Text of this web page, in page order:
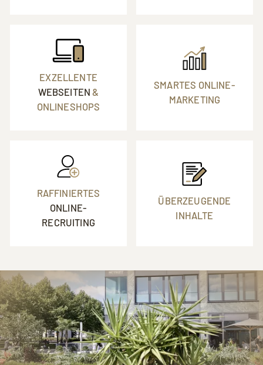
EXZELLENTE
WEBSEITEN &
ONLINESHOPS
SMARTES ONLINE-
MARKETING
RAFFINIERTES
ONLINE-
RECRUITING
ÜBERZEUGENDE
INHALTE